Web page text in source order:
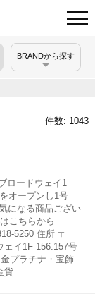
BRANDから探す
件数: 1043
ロードウェイ1
オープンし1号
になる商品ござい
こちらから
5250 住所 〒
ェイ1F 156.157号
プラチナ・宝飾
貨